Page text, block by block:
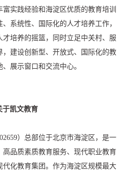
实践经验和海淀区优质的教育培训
系统性、国际化的人才培养工作，
培养的摇篮，同时立足中关村、服
建设创新型、开放式、国际化的教
展示窗口和交流中心。
于凯文教育
）总部位于北京市海淀区，是一
高品质素质教育服务、现代职业教育
代化教育集团。作为海淀区规模最大